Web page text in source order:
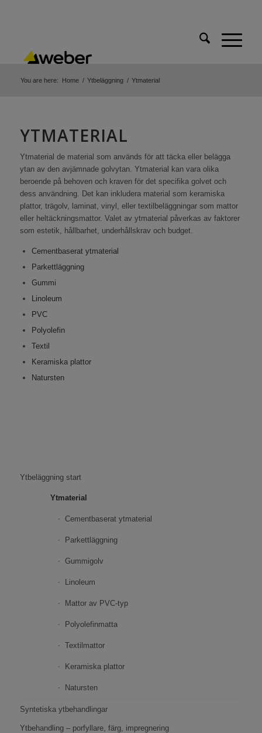
You are here: Home / Ytbeläggning / Ytmaterial
YTMATERIAL
Ytmaterial de material som används för att täcka eller belägga
ytan av den avjämnade golvytan. Ytmaterial kan vara olika
beroende på behoven och kraven för det specifika golvet och
dess användning. Det kan inkludera material som keramiska
plattor, trägolv, laminat, vinyl, eller textilbeläggningar som mattor
eller heltäckningsmattor. Valet av ytmaterial påverkas av faktorer
som estetik, hållbarhet, underhållskrav och budget.
Cementbaserat ytmaterial
Parkettläggning
Gummi
Linoleum
PVC
Polyolefin
Textil
Keramiska plattor
Natursten
Ytbeläggning start
Ytmaterial
Cementbaserat ytmaterial
Parkettläggning
Gummigolv
Linoleum
Mattor av PVC-typ
Polyolefinmatta
Textilmattor
Keramiska plattor
Natursten
Syntetiska ytbehandlingar
Ytbehandling – porfyllare, färg, impregnering